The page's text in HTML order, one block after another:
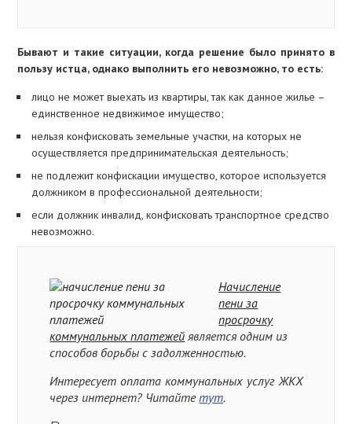
Бывают и такие ситуации, когда решение было принято в
пользу истца, однако выполнить его невозможно, то есть:
лицо не может выехать из квартиры, так как данное жилье –
единственное недвижимое имущество;
нельзя конфисковать земельные участки, на которых не
осуществляется предпринимательская деятельность;
не подлежит конфискации имущество, которое используется
должником в профессиональной деятельности;
если должник инвалид, конфисковать транспортное средство
невозможно.
Начисление
пени за
просрочку
коммунальных платежей является одним из
способов борьбы с задолженностью.
Интересует оплата коммунальных услуг ЖКХ
через интернет? Читайтетут.